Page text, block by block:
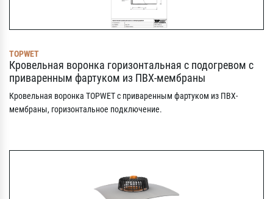
TOPWET
Кровельная воронка горизонтальная с подогревом с
приваренным фартуком из ПВХ-мембраны
Кровельная воронка TOPWET с приваренным фартуком из ПВХ-
мембраны, горизонтальное подключение.